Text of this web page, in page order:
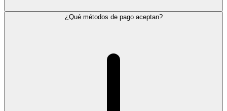
¿Qué métodos de pago aceptan?